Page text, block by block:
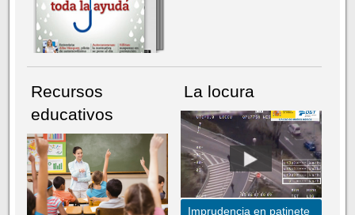
Recursos
educativos
La locura
Imprudencia en patinete